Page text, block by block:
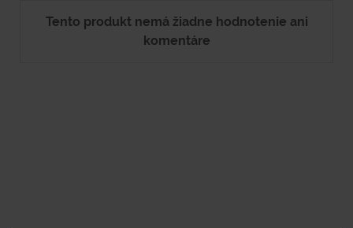
Tento produkt nemá žiadne hodnotenie ani
komentáre